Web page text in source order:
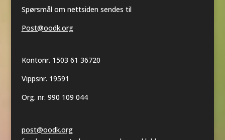
Spørsmål om nettsiden sendes til
Post@oodk.org
Kontonr. 1503 61 36720
Vippsnr. 19591
Org. nr. 990 109 044
post@oodk.org